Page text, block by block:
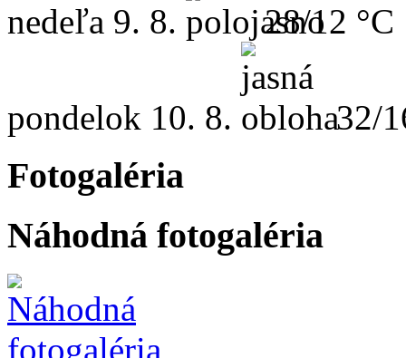
nedeľa 9. 8. 28/12 °C
pondelok 10. 8. 32/
Fotogaléria
Náhodná fotogaléria